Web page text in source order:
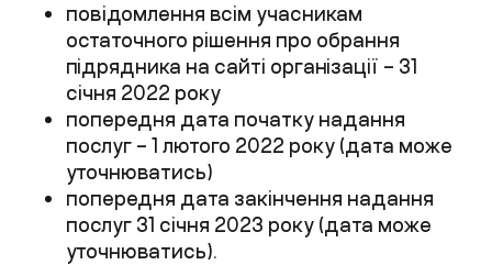
повідомлення всім учасникам
остаточного рішення про обрання
підрядника на сайті організації – 31
січня 2022 року
попередня дата початку надання
послуг – 1 лютого 2022 року (дата може
уточнюватись)
попередня дата закінчення надання
послуг 31 січня 2023 року (дата може
уточнюватись).